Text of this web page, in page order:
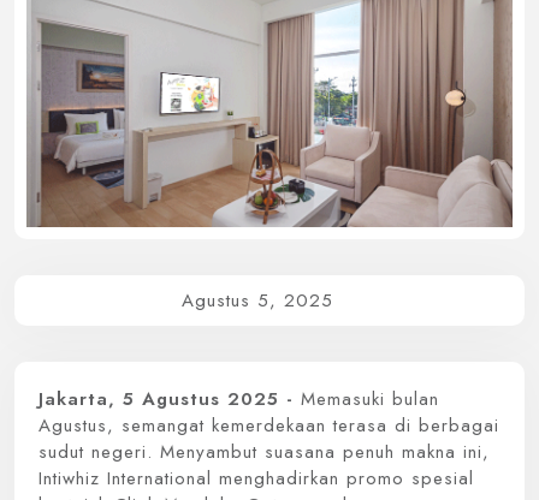
Whiz Luxe Hotel
Grand Whiz Hotel
Whiz Prime Hotel
Whiz Hotel
Whiz Capsule Hotel
Swift Inn Aeropolis
Agustus 5, 2025
Jakarta, 5 Agustus 2025 - Memasuki bulan
Agustus, semangat kemerdekaan terasa di berbagai
sudut negeri. Menyambut suasana penuh makna ini,
Intiwhiz International menghadirkan promo spesial